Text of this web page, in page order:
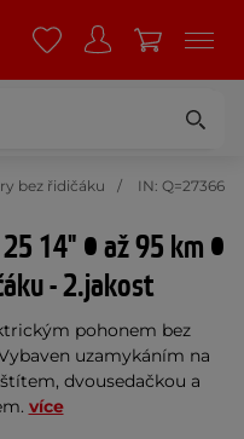
bez řidičáku IN: Q=27366
14" • až 95 km •
- 2.jakost
pohonem bez
uzamykáním na
dvousedačkou a
více